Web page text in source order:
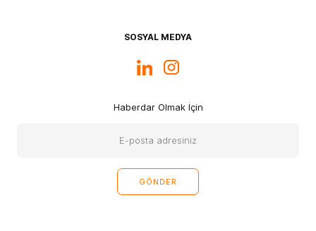
SOSYAL MEDYA
Haberdar Olmak İçin